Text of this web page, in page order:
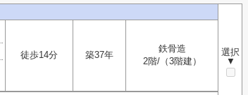
選択
▼
徒歩14分 築37年
鉄骨造
2階/（3階建）